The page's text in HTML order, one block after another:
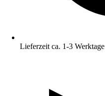
Lieferzeit ca. 1-3 Werktage